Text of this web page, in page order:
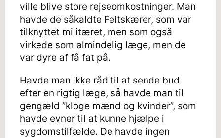
ville blive store rejseomkostninger. Man
havde de såkaldte Feltskærer, som var
tilknyttet militæret, men som også
virkede som almindelig læge, men de
var dyre af få fat på.
Havde man ikke råd til at sende bud
efter en rigtig læge, så havde man til
gengæld ”kloge mænd og kvinder”, som
havde evner til at kunne hjælpe i
sygdomstilfælde. De havde ingen